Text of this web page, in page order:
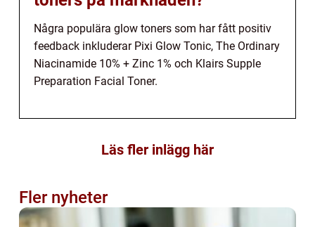
Några populära glow toners som har fått positiv
feedback inkluderar Pixi Glow Tonic, The Ordinary
Niacinamide 10% + Zinc 1% och Klairs Supple
Preparation Facial Toner.
Läs fler inlägg här
Fler nyheter